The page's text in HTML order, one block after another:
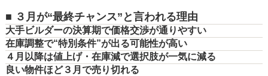
■ ３月が“最終チャンス”と言われる理由
大手ビルダーの決算期で価格交渉が通りやすい
在庫調整で“特別条件”が出る可能性が高い
４月以降は値上げ・在庫減で選択肢が一気に減る
良い物件ほど３月で売り切れる